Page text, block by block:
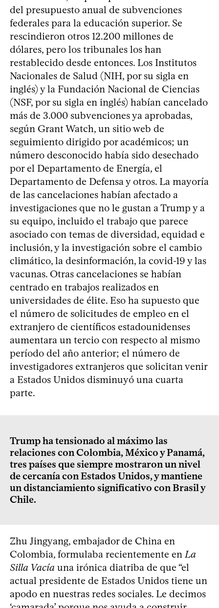
del presupuesto anual de subvenciones
federales para la educación superior. Se
rescindieron otros 12.200 millones de
dólares, pero los tribunales los han
restablecido desde entonces. Los Institutos
Nacionales de Salud (NIH, por su sigla en
inglés) y la Fundación Nacional de Ciencias
(NSF, por su sigla en inglés) habían cancelado
más de 3.000 subvenciones ya aprobadas,
según Grant Watch, un sitio web de
seguimiento dirigido por académicos; un
número desconocido había sido desechado
por el Departamento de Energía, el
Departamento de Defensa y otros. La mayoría
de las cancelaciones habían afectado a
investigaciones que no le gustan a Trump y a
su equipo, incluido el trabajo que parece
asociado con temas de diversidad, equidad e
inclusión, y la investigación sobre el cambio
climático, la desinformación, la covid-19 y las
vacunas. Otras cancelaciones se habían
centrado en trabajos realizados en
universidades de élite. Eso ha supuesto que
el número de solicitudes de empleo en el
extranjero de científicos estadounidenses
aumentara un tercio con respecto al mismo
período del año anterior; el número de
investigadores extranjeros que solicitan venir
a Estados Unidos disminuyó una cuarta
parte.
Trump ha tensionado al máximo las
relaciones con Colombia, México y Panamá,
tres países que siempre mostraron un nivel
de cercanía con Estados Unidos, y mantiene
un distanciamiento significativo con Brasil y
Chile.
Zhu Jingyang, embajador de China en
Colombia, formulaba recientemente enLa
Silla Vacía una irónica diatriba de que “el
actual presidente de Estados Unidos tiene un
apodo en nuestras redes sociales. Le decimos